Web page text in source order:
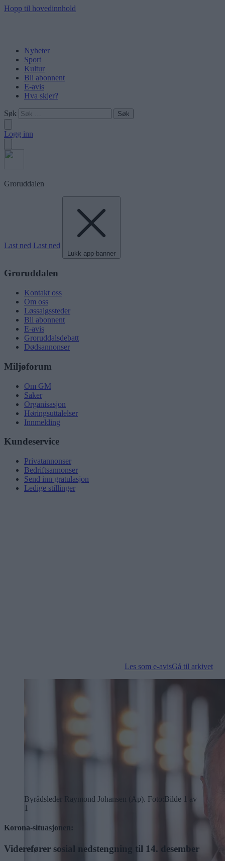
Hopp til hovedinnhold
Nyheter
Sport
Kultur
Bli abonnent
E-avis
Hva skjer?
Søk
Logg inn
Groruddalen
Last ned Last ned
Lukk app-banner
Groruddalen
Kontakt oss
Om oss
Løssalgssteder
Bli abonnent
E-avis
Groruddalsdebatt
Dødsannonser
Miljøforum
Om GM
Saker
Organisasjon
Høringsuttalelser
Innmelding
Kundeservice
Privatannonser
Bedriftsannonser
Send inn gratulasjon
Ledige stillinger
Les som e-avisGå til arkivet
Byrådsleder Raymond Johansen (Ap). Foto:
Bilde 1 av
1
Korona-situasjonen:
Viderefører sosial nedstengning til 14. desember